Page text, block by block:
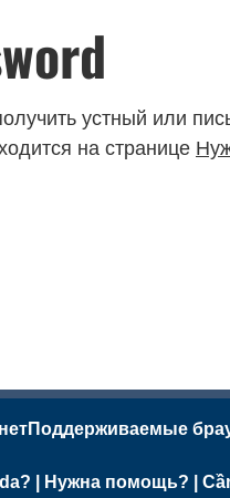
устный или
на странице
Поддерживаемые
| Нужна помощь? |